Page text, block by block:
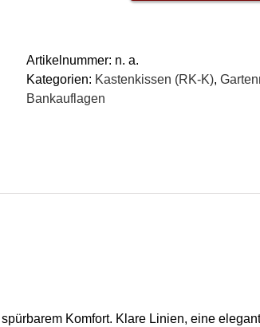
grün
Menge
Artikelnummer: n. a.
Kategorien: Kastenkissen (RK-K),
Bankauflagen
Komfort. Klare Linien, eine